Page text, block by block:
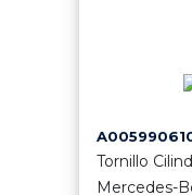
Tornillo
Mercedes-